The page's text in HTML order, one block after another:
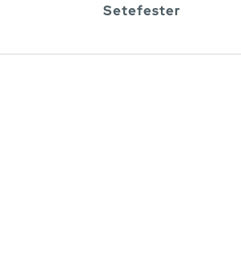
Setefester